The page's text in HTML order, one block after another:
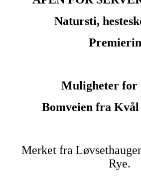
Natursti,
Muligheter
Bomveien fra Kvål
Merket fra
Rye.